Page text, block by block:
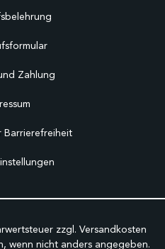
Zahlung
Barrierefreiheit
zzgl. Versandkosten
wenn nicht anders angegeben.